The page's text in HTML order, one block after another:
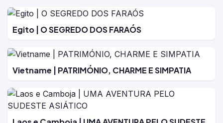
Egito | O SEGREDO DOS FARAÓS
Vietname | PATRIMÓNIO, CHARME E SIMPATIA